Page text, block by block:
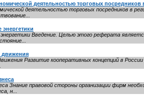
деятельностью торговых посредников
деятельностью торговых посредников в
Введение. Целью этого реферата
движения
Развитие кооперативных концепций в
Знание правовой стороны организации фирм
н...